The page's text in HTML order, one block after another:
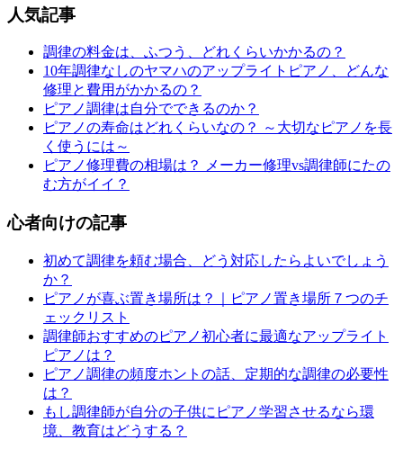
人気記事
調律の料金は、ふつう、どれくらいかかるの？
10年調律なしのヤマハのアップライトピアノ、どんな
修理と費用がかかるの？
ピアノ調律は自分でできるのか？
ピアノの寿命はどれくらいなの？ ～大切なピアノを長
く使うには～
ピアノ修理費の相場は？ メーカー修理vs調律師にたの
む方がイイ？
心者向けの記事
初めて調律を頼む場合、どう対応したらよいでしょう
か？
ピアノが喜ぶ置き場所は？｜ピアノ置き場所７つのチ
ェックリスト
調律師おすすめのピアノ初心者に最適なアップライト
ピアノは？
ピアノ調律の頻度ホントの話、定期的な調律の必要性
は？
もし調律師が自分の子供にピアノ学習させるなら環
境、教育はどうする？